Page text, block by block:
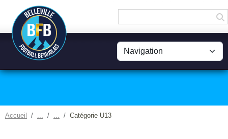
Accueil Catégorie U13
Panneau de gestion des cookies